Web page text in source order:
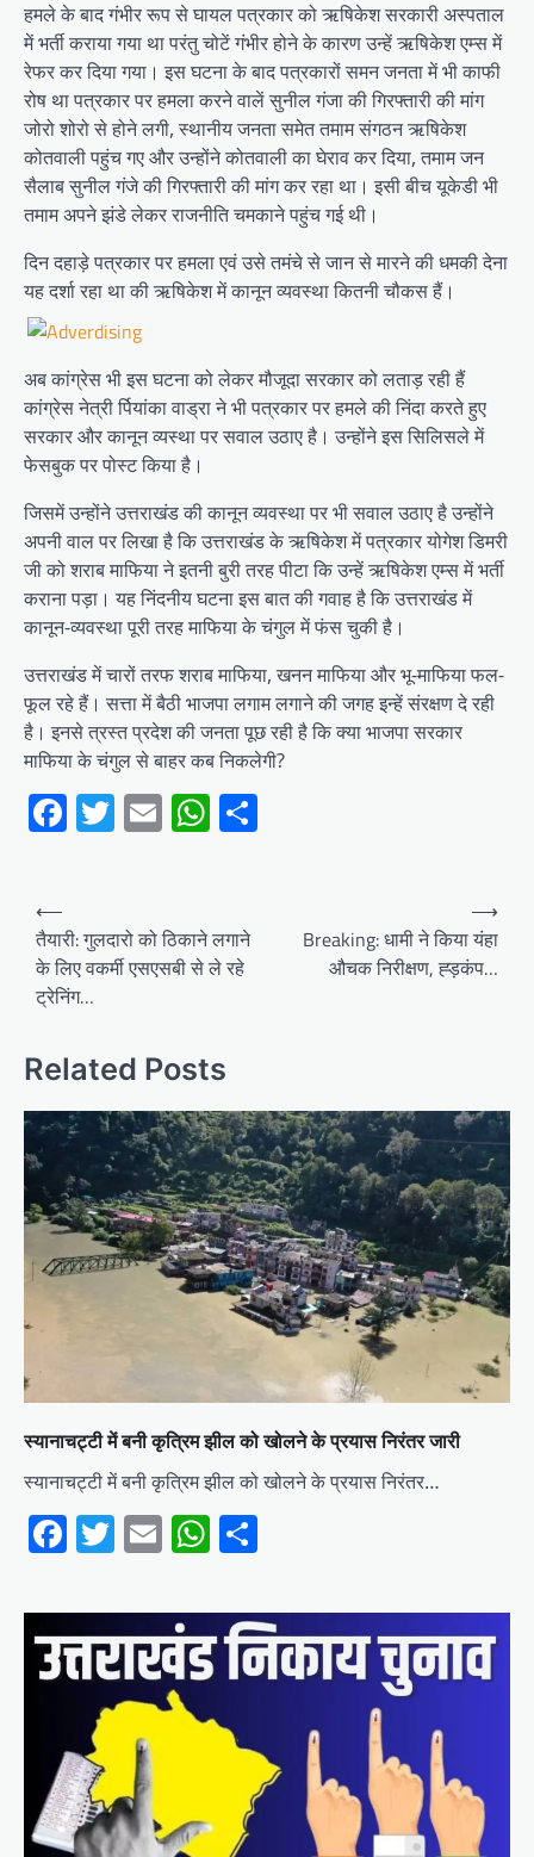
हमले के बाद गंभीर रूप से घायल पत्रकार को ऋषिकेश सरकारी अस्पताल
में भर्ती कराया गया था परंतु चोटें गंभीर होने के कारण उन्हें ऋषिकेश एम्स में
रेफर कर दिया गया। इस घटना के बाद पत्रकारों समन जनता में भी काफी
रोष था पत्रकार पर हमला करने वालें सुनील गंजा की गिरफ्तारी की मांग
जोरो शोरो से होने लगी, स्थानीय जनता समेत तमाम संगठन ऋषिकेश
कोतवाली पहुंच गए और उन्होंने कोतवाली का घेराव कर दिया, तमाम जन
सैलाब सुनील गंजे की गिरफ्तारी की मांग कर रहा था। इसी बीच यूकेडी भी
तमाम अपने झंडे लेकर राजनीति चमकाने पहुंच गई थी।
दिन दहाड़े पत्रकार पर हमला एवं उसे तमंचे से जान से मारने की धमकी देना
यह दर्शा रहा था की ऋषिकेश में कानून व्यवस्था कितनी चौकस हैं।
अब कांग्रेस भी इस घटना को लेकर मौजूदा सरकार को लताड़ रही हैं
कांग्रेस नेत्री र्पियांका वाड्रा ने भी पत्रकार पर हमले की निंदा करते हुए
सरकार और कानून व्यस्था पर सवाल उठाए है। उन्होंने इस सिलिसले में
फेसबुक पर पोस्ट किया है।
जिसमें उन्होंने उत्तराखंड की कानून व्यवस्था पर भी सवाल उठाए है उन्होंने
अपनी वाल पर लिखा है कि उत्तराखंड के ऋषिकेश में पत्रकार योगेश डिमरी
जी को शराब माफिया ने इतनी बुरी तरह पीटा कि उन्हें ऋषिकेश एम्स में भर्ती
कराना पड़ा। यह निंदनीय घटना इस बात की गवाह है कि उत्तराखंड में
कानून-व्यवस्था पूरी तरह माफिया के चंगुल में फंस चुकी है।
उत्तराखंड में चारों तरफ शराब माफिया, खनन माफिया और भू-माफिया फल-
फूल रहे हैं। सत्ता में बैठी भाजपा लगाम लगाने की जगह इन्हें संरक्षण दे रही
है। इनसे त्रस्त प्रदेश की जनता पूछ रही है कि क्या भाजपा सरकार
माफिया के चंगुल से बाहर कब निकलेगी?
Facebook
Twitter
EmailWhatsApp
Post
navigation
⟵
तैयारी: गुलदारो को ठिकाने लगाने
के लिए वकर्मी एसएसबी से ले रहे
ट्रेनिंग…
Breaking: धामी ने किया यंहा
औचक निरीक्षण, ह्ड़कंप…
⟶
Related Posts
स्यानाचट्टी में बनी कृत्रिम झील को खोलने के प्रयास निरंतर जारी
स्यानाचट्टी में बनी कृत्रिम झील को खोलने के प्रयास निरंतर…
Facebook
Twitter
EmailWhatsApp